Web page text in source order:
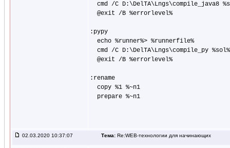
cmd /C D:\DelTA\Lngs\compile_java8
  @exit /B %errorlevel%
:pypy
  echo %runner%> %runnerfile%
cmd /C D:\DelTA\Lngs\compile_py
  @exit /B %errorlevel%
:rename
  copy %1 %~n1
02.03.2020 10:37:07 Тема: Re:WEB-технологии для начинающих